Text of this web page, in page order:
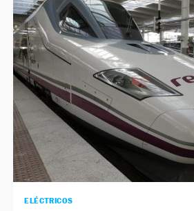
ELÉCTRICOS